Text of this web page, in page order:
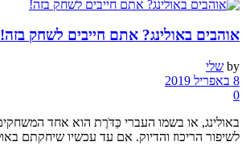
אוהבים באולינג? אתם חייבים לשחק בזה!
by שלי
8 באפריל 2019
0
באולינג, או בשמו העברי כַּדֹּרֶת הוא אחד המשחקים
לשיפור הריכוז והדיוק. אם עד עכשיו שיחקתם